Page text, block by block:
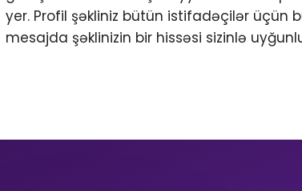
yer. Profil şəkliniz bütün istifadəçilər üçün
mesajda şəklinizin bir hissəsi sizinlə